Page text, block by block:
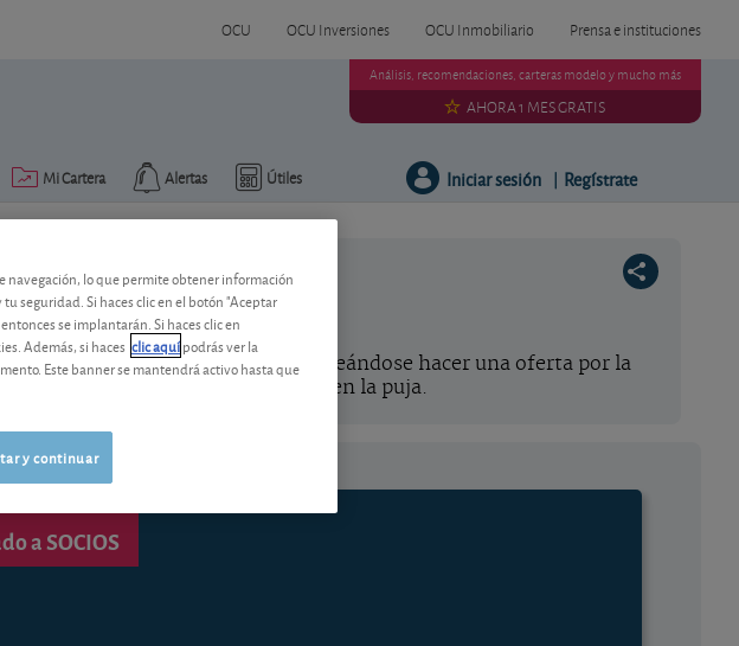
OCU OCU Inversiones OCU Inmobiliario Prensa e instituciones
Útiles
Alertas
Mi Cartera
Análisis, recomendaciones, carteras modelo y mucho más
AHORA 1 MES GRATIS
Iniciar sesión | Regístrate
la francesa
General Electric estaría planteándose hacer una oferta por la
la alemana Siemens podría entrar en la puja.
a SOCIOS
navegación, lo que permite obtener información
seguridad. Si haces clic en el botón "Aceptar
se implantarán. Si haces clic en
Además, si haces clic aquípodrás ver la
Este banner se mantendrá activo hasta que
y continuar